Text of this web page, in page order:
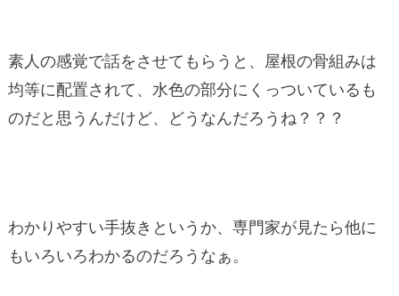
素人の感覚で話をさせてもらうと、屋根の骨組みは
均等に配置されて、水色の部分にくっついているも
のだと思うんだけど、どうなんだろうね？？？
わかりやすい手抜きというか、専門家が見たら他に
もいろいろわかるのだろうなぁ。